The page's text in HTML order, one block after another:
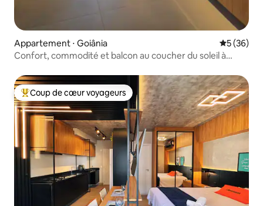
Appartement ⋅ Goiânia
5 (36)
Confort, commodité et balcon au coucher du soleil à
Coups de cœur voyageurs les plus appréciés
Coup de cœur voyageurs